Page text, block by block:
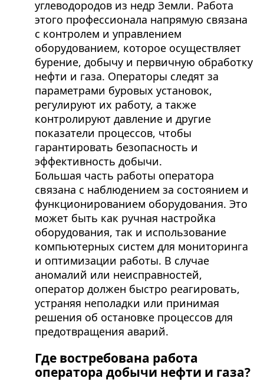
углеводородов из недр Земли. Работа
этого профессионала напрямую связана
с контролем и управлением
оборудованием, которое осуществляет
бурение, добычу и первичную обработку
нефти и газа. Операторы следят за
параметрами буровых установок,
регулируют их работу, а также
контролируют давление и другие
показатели процессов, чтобы
гарантировать безопасность и
эффективность добычи.
Большая часть работы оператора
связана с наблюдением за состоянием и
функционированием оборудования. Это
может быть как ручная настройка
оборудования, так и использование
компьютерных систем для мониторинга
и оптимизации работы. В случае
аномалий или неисправностей,
оператор должен быстро реагировать,
устраняя неполадки или принимая
решения об остановке процессов для
предотвращения аварий.
Где востребована работа
оператора добычи нефти и газа?